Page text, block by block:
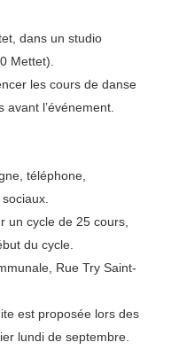
dans un studio
Mettet).
les cours de danse
l’événement.
téléphone,
un cycle de 25 cours,
du cycle.
Rue Try Saint-
est proposée lors des
lundi de septembre.